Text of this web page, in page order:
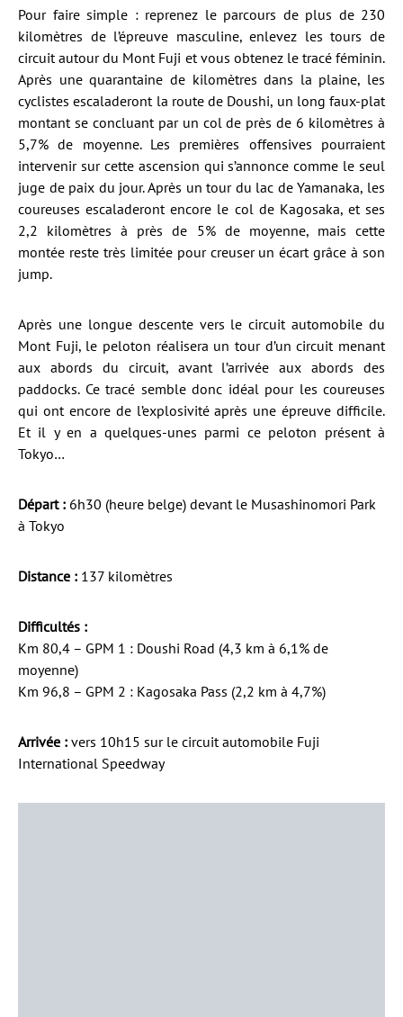
Pour faire simple : reprenez le parcours de plus de 230
kilomètres de l’épreuve masculine, enlevez les tours de
circuit autour du Mont Fuji et vous obtenez le tracé féminin.
Après une quarantaine de kilomètres dans la plaine, les
cyclistes escaladeront la route de Doushi, un long faux-plat
montant se concluant par un col de près de 6 kilomètres à
5,7% de moyenne. Les premières offensives pourraient
intervenir sur cette ascension qui s’annonce comme le seul
juge de paix du jour. Après un tour du lac de Yamanaka, les
coureuses escaladeront encore le col de Kagosaka, et ses
2,2 kilomètres à près de 5% de moyenne, mais cette
montée reste très limitée pour creuser un écart grâce à son
jump.
Après une longue descente vers le circuit automobile du
Mont Fuji, le peloton réalisera un tour d’un circuit menant
aux abords du circuit, avant l’arrivée aux abords des
paddocks. Ce tracé semble donc idéal pour les coureuses
qui ont encore de l’explosivité après une épreuve difficile.
Et il y en a quelques-unes parmi ce peloton présent à
Tokyo…
Départ : 6h30 (heure belge) devant le Musashinomori Park
à Tokyo
Distance : 137 kilomètres
Difficultés :
Km 80,4 – GPM 1 : Doushi Road (4,3 km à 6,1% de
moyenne)
Km 96,8 – GPM 2 : Kagosaka Pass (2,2 km à 4,7%)
Arrivée : vers 10h15 sur le circuit automobile Fuji
International Speedway